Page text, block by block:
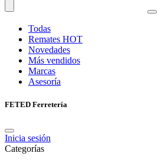
Todas
Remates HOT
Novedades
Más vendidos
Marcas
Asesoría
FETED Ferretería
Inicia sesión
Categorías